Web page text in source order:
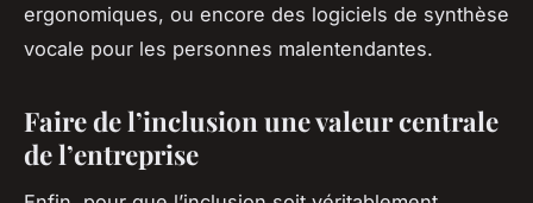
ergonomiques, ou encore des logiciels de synthèse
vocale pour les personnes malentendantes.
Faire de l’inclusion une valeur centrale
de l’entreprise